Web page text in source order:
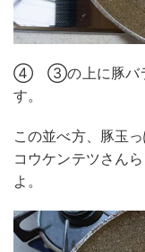
④ ③の上に豚バラ
す。
この並べ方、豚玉
コウケンテツさん
よ。